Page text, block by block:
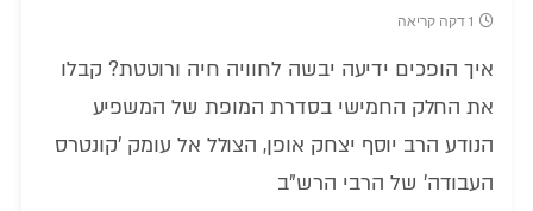
1 דקה קריאה
איך הופכים ידיעה יבשה לחוויה חיה ורוטטת? קבלו
את החלק החמישי בסדרת המופת של המשפיע
הנודע הרב יוסף יצחק אופן, הצולל אל עומק 'קונטרס
העבודה' של הרבי הרש"ב